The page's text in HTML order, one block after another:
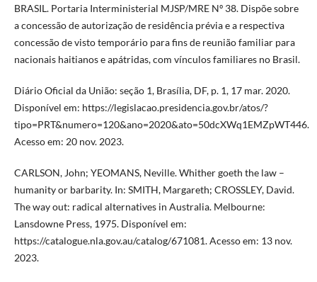
BRASIL. Portaria Interministerial MJSP/MRE Nº 38. Dispõe sobre
a concessão de autorização de residência prévia e a respectiva
concessão de visto temporário para fins de reunião familiar para
nacionais haitianos e apátridas, com vínculos familiares no Brasil.
Diário Oficial da União: seção 1, Brasília, DF, p. 1, 17 mar. 2020.
Disponível em: https://legislacao.presidencia.gov.br/atos/?
tipo=PRT&numero=120&ano=2020&ato=50dcXWq1EMZpWT446.
Acesso em: 20 nov. 2023.
CARLSON, John; YEOMANS, Neville. Whither goeth the law –
humanity or barbarity. In: SMITH, Margareth; CROSSLEY, David.
The way out: radical alternatives in Australia. Melbourne:
Lansdowne Press, 1975. Disponível em:
https://catalogue.nla.gov.au/catalog/671081. Acesso em: 13 nov.
2023.